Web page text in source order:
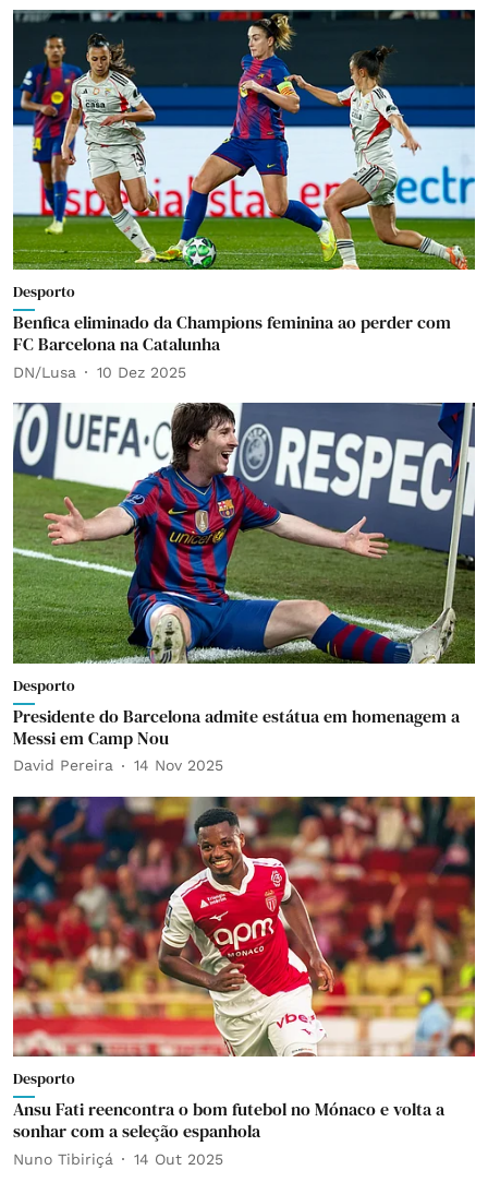
Desporto
Benfica eliminado da Champions feminina ao perder com
FC Barcelona na Catalunha
DN/Lusa 10 Dez 2025
Desporto
Presidente do Barcelona admite estátua em homenagem a
Messi em Camp Nou
David Pereira 14 Nov 2025
Desporto
Ansu Fati reencontra o bom futebol no Mónaco e volta a
sonhar com a seleção espanhola
Nuno Tibiriçá 14 Out 2025